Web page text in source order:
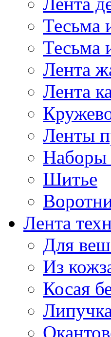
Тесьма
Тесьма
Лента
Лента
Ленты
Наборы
Шитье
Лента
Для
Из
Косая